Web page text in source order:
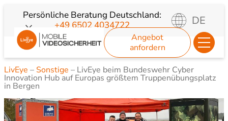
Inhalt
springen
Persönliche Beratung Deutschland:
+49 6502 4034722
DE
Angebot
anfordern
LivEye – Sonstige – LivEye beim Bundeswehr Cyber
Innovation Hub auf Europas größtem Truppenübungsplatz
in Bergen